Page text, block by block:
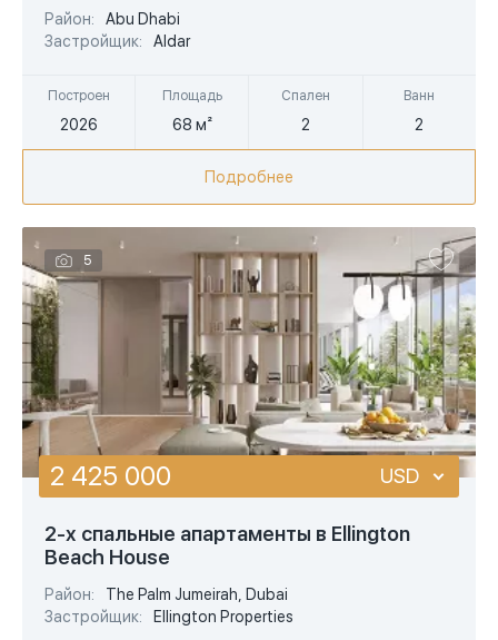
Район:
Abu Dhabi
Застройщик:
Aldar
Построен
2026
Площадь
68 м²
Спален
2
Ванн
2
Подробнее
5
2-х спальные апартаменты в Ellington
Beach House
Район:
The Palm Jumeirah, Dubai
Застройщик:
Ellington Properties
2 425 000 USD